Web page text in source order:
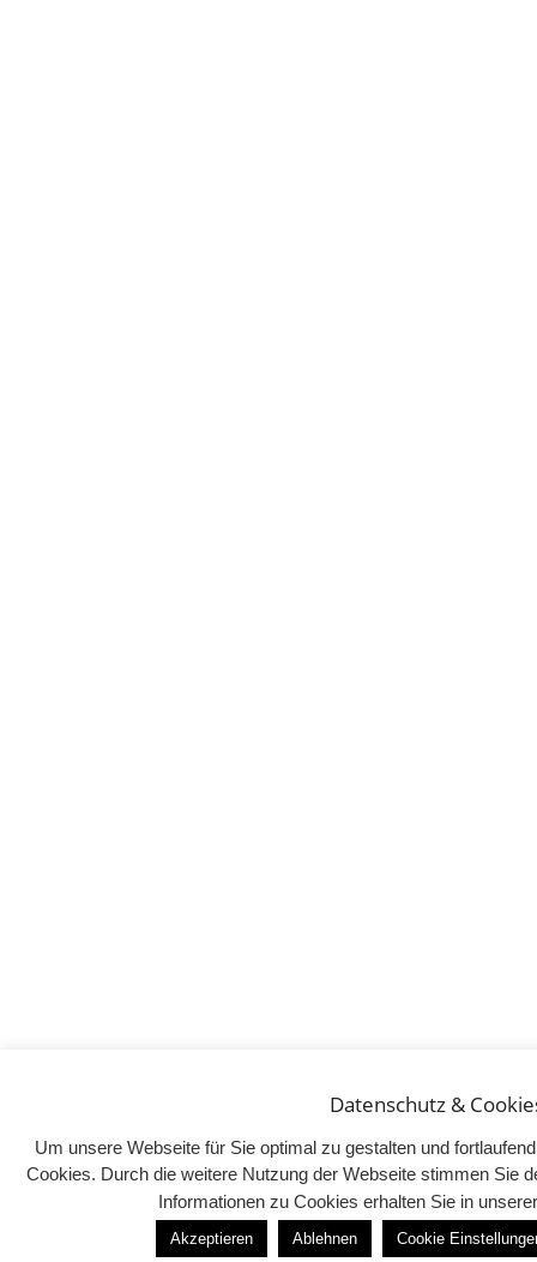
Datenschutz &
Um unsere Webseite für Sie optimal zu gestalten und
Cookies. Durch die weitere Nutzung der Webseite stimmen Sie
Informationen zu Cookies erhalten Sie in
Akzeptieren Ablehnen Cookie